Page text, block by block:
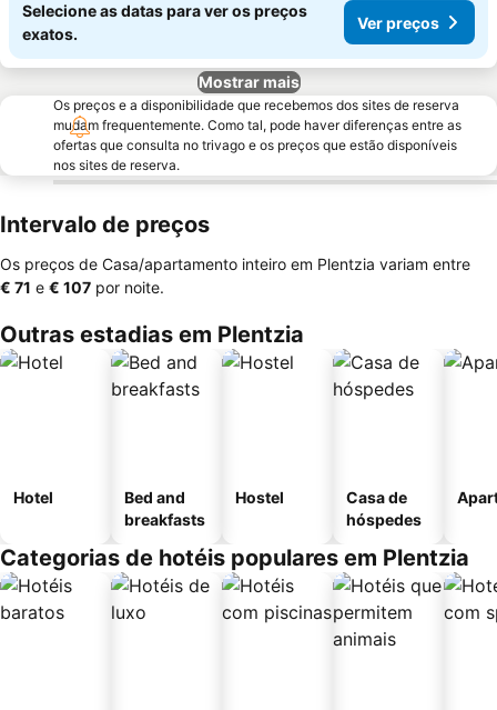
Selecione as datas para ver os preços
exatos.
Ver preços
Mostrar mais
Os preços e a disponibilidade que recebemos dos sites de reserva
mudam frequentemente. Como tal, pode haver diferenças entre as
ofertas que consulta no trivago e os preços que estão disponíveis
nos sites de reserva.
Intervalo de preços
Os preços de Casa/apartamento inteiro em Plentzia variam entre
‎€ 71 e ‎€ 107 por noite.
Outras estadias em Plentzia
Hotel
Bed and
breakfasts
Hostel
Casa de
hóspedes
Categorias de hotéis populares em Plentzia